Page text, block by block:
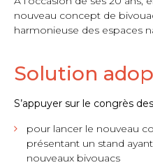
nouveau concept de
harmonieuse des espaces
Solution
S’appuyer sur le congrès
pour lancer le nouveau
présentant un stand
nouveaux bivouacs